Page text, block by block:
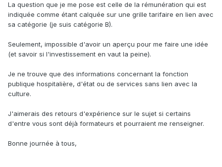
La question que je me pose est celle de la rémunération qui est
indiquée comme étant calquée sur une grille tarifaire en lien avec
sa catégorie (je suis catégorie B).
Seulement, impossible d'avoir un aperçu pour me faire une idée
(et savoir si l'investissement en vaut la peine).
Je ne trouve que des informations concernant la fonction
publique hospitalière, d'état ou de services sans lien avec la
culture.
J'aimerais des retours d'expérience sur le sujet si certains
d'entre vous sont déjà formateurs et pourraient me renseigner.
Bonne journée à tous,